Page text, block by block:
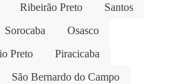
Ribeirão Preto
Santos
Sorocaba
Osasco
Preto
Piracicaba
São Bernardo do Campo